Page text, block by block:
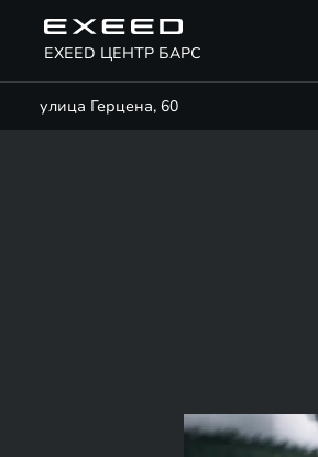
EXEED ЦЕНТР БАРС
улица Герцена, 60